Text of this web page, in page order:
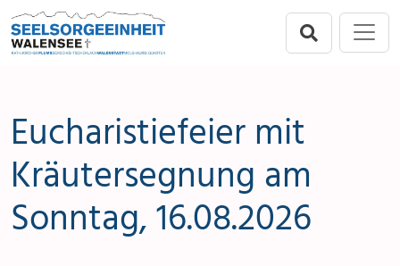
Direkt zur Hauptnavigation springen
Direkt zum Inhalt springen
Eucharistiefeier mit
Kräutersegnung am
Sonntag, 16.08.2026
Menu
Berschis-Tscherlach
Walenstadt
Seelsorgeeinheit